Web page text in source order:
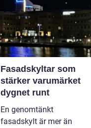
hu...
Fasadskyltar som
stärker varumärket
dygnet runt
En genomtänkt
fasadskylt är mer än